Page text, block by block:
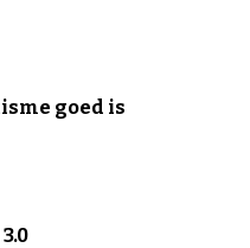
goed is